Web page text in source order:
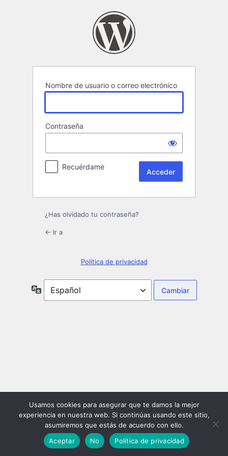
Nombre de usuario o correo electrónico
Contraseña
Recuérdame
¿Has olvidado tu contraseña?
← Ir a
Política de privacidad
Idioma
Usamos cookies para asegurar que te damos la mejor
experiencia en nuestra web. Si continúas usando este sitio,
asumiremos que estás de acuerdo con ello.
Aceptar
No Política de privacidad